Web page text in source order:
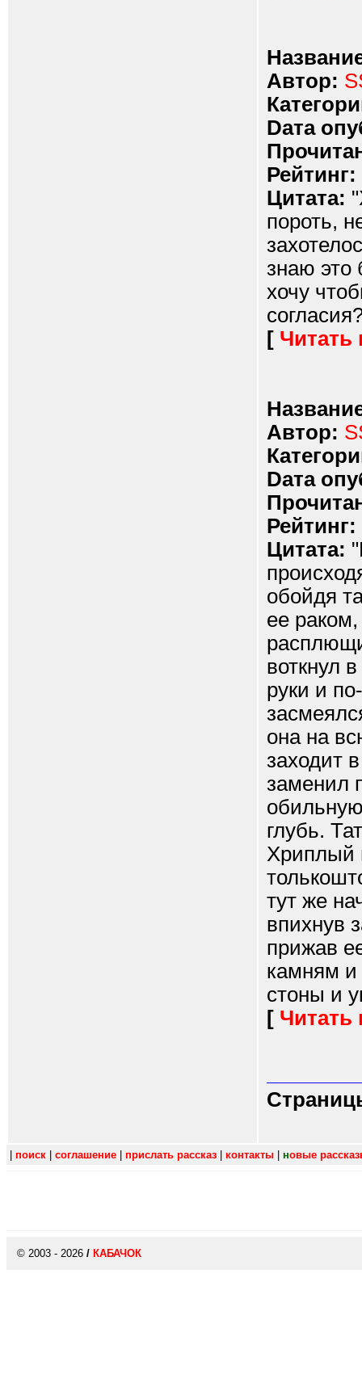
Автор:
Dата
Рейтинг:
Цитата:
пороть,
знаю это
хочу
[ Читать
Автор:
Dата
Рейтинг:
Цитата:
обойдя
ее раком,
воткнул
руки и
она на
заходит
заменил
глубь.
Хриплый
тут же
впихнув
прижав
камням и
стоны и
[ Читать
поиск соглашение прислать рассказ контакты новые
© 2003 - 2026 / КАБАЧОК